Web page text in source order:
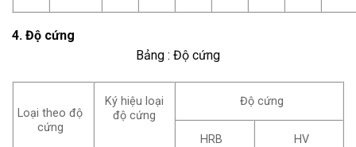
4. Độ cứng
Bảng : Độ cứng
Loại theo độ
cứng
Ký hiệu loại
độ cứng
Độ cứng
HRB HV